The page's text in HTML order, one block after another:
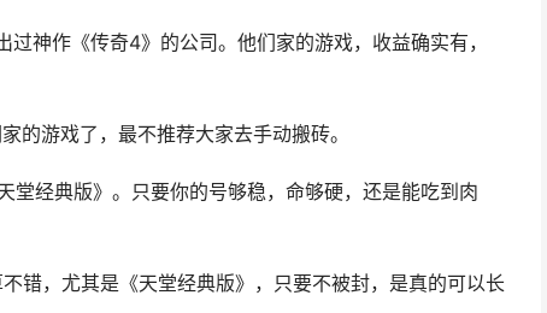
过神作《传奇4》的公司。他们家的游戏，收益确实有，
的游戏了，最不推荐大家去手动搬砖。
堂经典版》。只要你的号够稳，命够硬，还是能吃到肉
错，尤其是《天堂经典版》，只要不被封，是真的可以长